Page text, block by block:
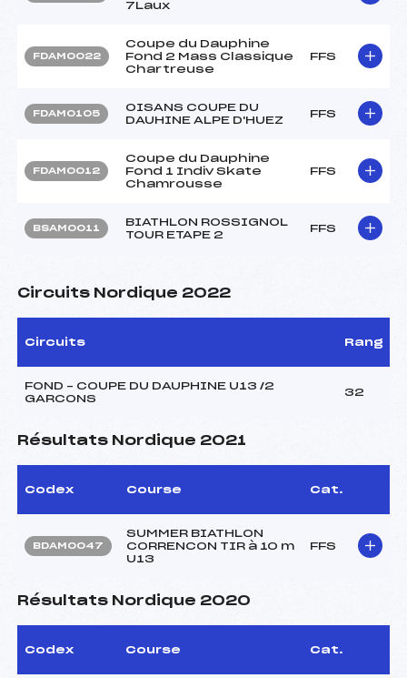
7Laux
FDAM0022
Coupe du Dauphine
Fond 2 Mass Classique
Chartreuse
FFS
FDAM0105
OISANS COUPE DU
DAUHINE ALPE D'HUEZ
FFS
FDAM0012
Coupe du Dauphine
Fond 1 Indiv Skate
Chamrousse
FFS
BSAM0011
BIATHLON ROSSIGNOL
TOUR ETAPE 2
FFS
Circuits Nordique 2022
Circuits Rang
FOND – COUPE DU DAUPHINE U13 /2
GARCONS
32
Résultats Nordique 2021
Codex Course Cat.
BDAM0047
SUMMER BIATHLON
CORRENCON TIR à 10 m
U13
FFS
Résultats Nordique 2020
Codex Course Cat.